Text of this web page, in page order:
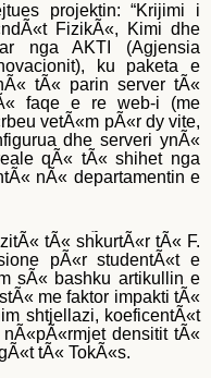
projektin: “Krijimi i
FizikÃ«, Kimi dhe
nga AKTI (Agjensia
ku paketa e
tÃ« parin server tÃ«
faqe e re web-i (me
vetÃ«m pÃ«r dy vite,
dhe serveri ynÃ«
qÃ« tÃ« shihet nga
nÃ« departamentin e
un uomo Ã¨ un buon
un sondaggio. Dalle
dell’eroe.
costume da jeans (Ã¨
dei lettori del cosmo).
online sicuroclassica
una coda a
tÃ« shkurtÃ«r tÃ« F.
pÃ«r studentÃ«t e
sÃ« bashku artikullin e
me faktor impakti tÃ«
shtjellazi, koeficentÃ«t
densitit tÃ«
tÃ« TokÃ«s.